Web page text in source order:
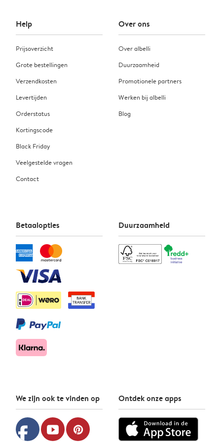
Help
Prijsoverzicht
Grote bestellingen
Verzendkosten
Levertijden
Orderstatus
Kortingscode
Black Friday
Veelgestelde vragen
Contact
Over ons
Over albelli
Duurzaamheid
Promotionele partners
Werken bij albelli
Blog
Betaalopties Duurzaamheid
We zijn ook te vinden op
facebook youtube pinterest
Ontdek onze apps